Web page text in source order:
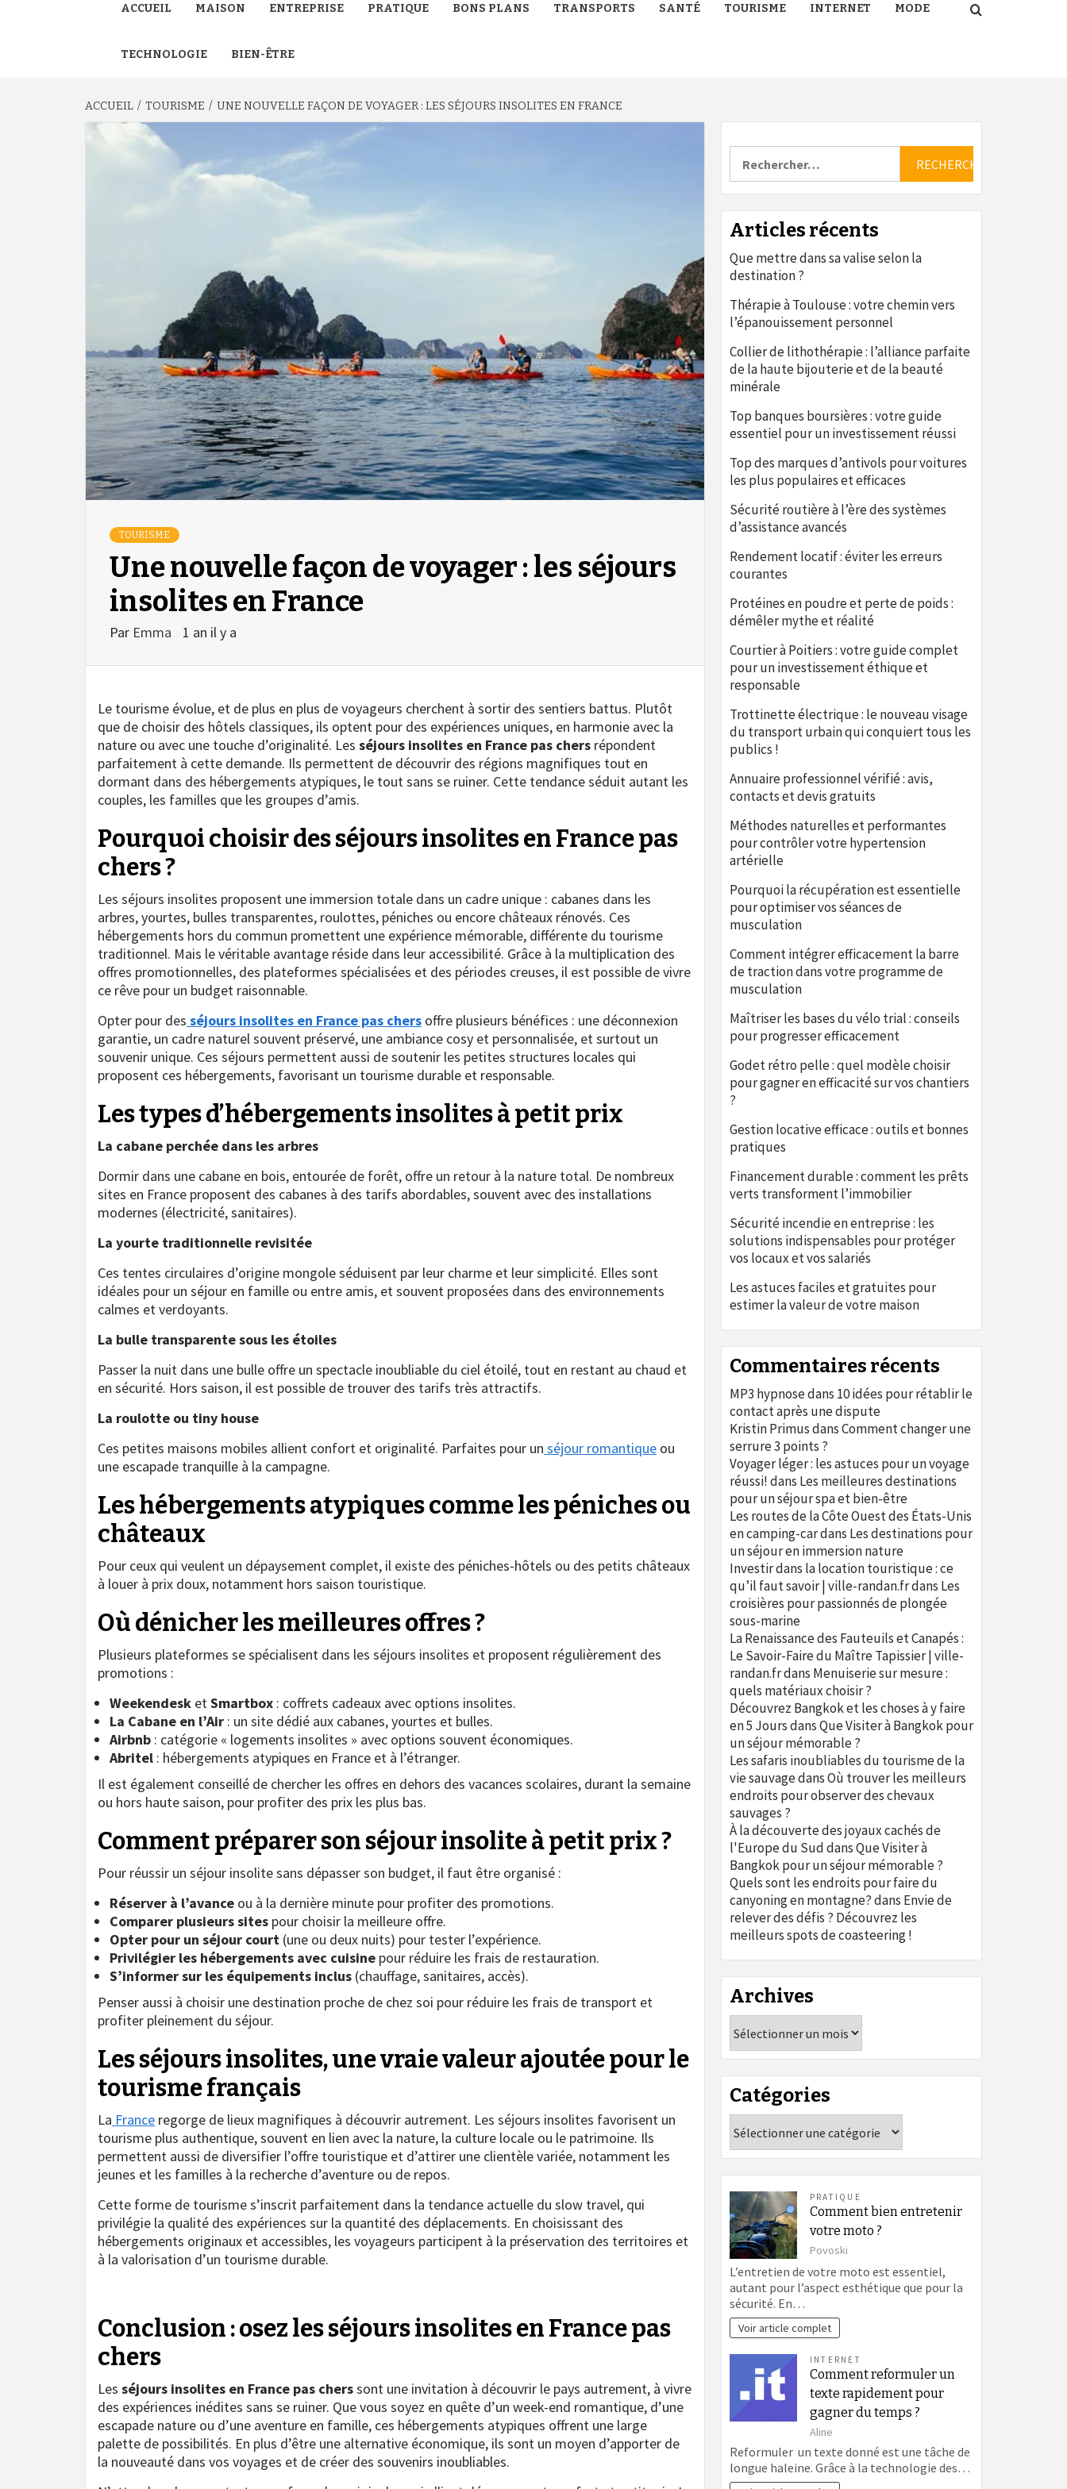
ACCUEIL MAISON ENTREPRISE PRATIQUE BONS PLANS TRANSPORTS SANTÉ TOURISME INTERNET MODE
TECHNOLOGIE BIEN-ÊTRE
ACCUEIL TOURISME UNE NOUVELLE FAÇON DE VOYAGER : LES SÉJOURS INSOLITES EN FRANCE
TOURISME
Une nouvelle façon de voyager : les séjours
insolites en France
Par Emma 1 an il y a
Le tourisme évolue, et de plus en plus de voyageurs cherchent à sortir des sentiers battus. Plutôt
que de choisir des hôtels classiques, ils optent pour des expériences uniques, en harmonie avec la
nature ou avec une touche d’originalité. Les séjours insolites en France pas chers répondent
parfaitement à cette demande. Ils permettent de découvrir des régions magnifiques tout en
dormant dans des hébergements atypiques, le tout sans se ruiner. Cette tendance séduit autant les
couples, les familles que les groupes d’amis.
Pourquoi choisir des séjours insolites en France pas
chers ?
Les séjours insolites proposent une immersion totale dans un cadre unique : cabanes dans les
arbres, yourtes, bulles transparentes, roulottes, péniches ou encore châteaux rénovés. Ces
hébergements hors du commun promettent une expérience mémorable, différente du tourisme
traditionnel. Mais le véritable avantage réside dans leur accessibilité. Grâce à la multiplication des
offres promotionnelles, des plateformes spécialisées et des périodes creuses, il est possible de vivre
ce rêve pour un budget raisonnable.
Opter pour des séjours insolites en France pas chers offre plusieurs bénéfices : une déconnexion
garantie, un cadre naturel souvent préservé, une ambiance cosy et personnalisée, et surtout un
souvenir unique. Ces séjours permettent aussi de soutenir les petites structures locales qui
proposent ces hébergements, favorisant un tourisme durable et responsable.
Les types d’hébergements insolites à petit prix
La cabane perchée dans les arbres
Dormir dans une cabane en bois, entourée de forêt, offre un retour à la nature total. De nombreux
sites en France proposent des cabanes à des tarifs abordables, souvent avec des installations
modernes (électricité, sanitaires).
La yourte traditionnelle revisitée
Ces tentes circulaires d’origine mongole séduisent par leur charme et leur simplicité. Elles sont
idéales pour un séjour en famille ou entre amis, et souvent proposées dans des environnements
calmes et verdoyants.
La bulle transparente sous les étoiles
Passer la nuit dans une bulle offre un spectacle inoubliable du ciel étoilé, tout en restant au chaud et
en sécurité. Hors saison, il est possible de trouver des tarifs très attractifs.
La roulotte ou tiny house
Ces petites maisons mobiles allient confort et originalité. Parfaites pour un séjour romantique ou
une escapade tranquille à la campagne.
Les hébergements atypiques comme les péniches ou
châteaux
Pour ceux qui veulent un dépaysement complet, il existe des péniches-hôtels ou des petits châteaux
à louer à prix doux, notamment hors saison touristique.
Où dénicher les meilleures offres ?
Plusieurs plateformes se spécialisent dans les séjours insolites et proposent régulièrement des
promotions :
Weekendesk etSmartbox : coffrets cadeaux avec options insolites.
La Cabane en l’Air : un site dédié aux cabanes, yourtes et bulles.
Airbnb : catégorie « logements insolites » avec options souvent économiques.
Abritel : hébergements atypiques en France et à l’étranger.
Il est également conseillé de chercher les offres en dehors des vacances scolaires, durant la semaine
ou hors haute saison, pour profiter des prix les plus bas.
Comment préparer son séjour insolite à petit prix ?
Pour réussir un séjour insolite sans dépasser son budget, il faut être organisé :
Réserver à l’avance ou à la dernière minute pour profiter des promotions.
Comparer plusieurs sites pour choisir la meilleure offre.
Opter pour un séjour court (une ou deux nuits) pour tester l’expérience.
Privilégier les hébergements avec cuisine pour réduire les frais de restauration.
S’informer sur les équipements inclus (chauffage, sanitaires, accès).
Penser aussi à choisir une destination proche de chez soi pour réduire les frais de transport et
profiter pleinement du séjour.
Les séjours insolites, une vraie valeur ajoutée pour le
tourisme français
La France regorge de lieux magnifiques à découvrir autrement. Les séjours insolites favorisent un
tourisme plus authentique, souvent en lien avec la nature, la culture locale ou le patrimoine. Ils
permettent aussi de diversifier l’offre touristique et d’attirer une clientèle variée, notamment les
jeunes et les familles à la recherche d’aventure ou de repos.
Cette forme de tourisme s’inscrit parfaitement dans la tendance actuelle du slow travel, qui
privilégie la qualité des expériences sur la quantité des déplacements. En choisissant des
hébergements originaux et accessibles, les voyageurs participent à la préservation des territoires et
à la valorisation d’un tourisme durable.
Conclusion : osez les séjours insolites en France pas
chers
Les séjours insolites en France pas cherssont une invitation à découvrir le pays autrement, à vivre
des expériences inédites sans se ruiner. Que vous soyez en quête d’un week-end romantique, d’une
escapade nature ou d’une aventure en famille, ces hébergements atypiques offrent une large
palette de possibilités. En plus d’être une alternative économique, ils sont un moyen d’apporter de
la nouveauté dans vos voyages et de créer des souvenirs inoubliables.
Articles récents
Que mettre dans sa valise selon la
destination ?
Thérapie à Toulouse : votre chemin vers
l’épanouissement personnel
Collier de lithothérapie : l’alliance parfaite
de la haute bijouterie et de la beauté
minérale
Top banques boursières : votre guide
essentiel pour un investissement réussi
Top des marques d’antivols pour voitures
les plus populaires et efficaces
Sécurité routière à l’ère des systèmes
d’assistance avancés
Rendement locatif : éviter les erreurs
courantes
Protéines en poudre et perte de poids :
démêler mythe et réalité
Courtier à Poitiers : votre guide complet
pour un investissement éthique et
responsable
Trottinette électrique : le nouveau visage
du transport urbain qui conquiert tous les
publics !
Annuaire professionnel vérifié : avis,
contacts et devis gratuits
Méthodes naturelles et performantes
pour contrôler votre hypertension
artérielle
Pourquoi la récupération est essentielle
pour optimiser vos séances de
musculation
Comment intégrer efficacement la barre
de traction dans votre programme de
musculation
Maîtriser les bases du vélo trial : conseils
pour progresser efficacement
Godet rétro pelle : quel modèle choisir
pour gagner en efficacité sur vos chantiers
?
Gestion locative efficace : outils et bonnes
pratiques
Financement durable : comment les prêts
verts transforment l’immobilier
Sécurité incendie en entreprise : les
solutions indispensables pour protéger
vos locaux et vos salariés
Les astuces faciles et gratuites pour
estimer la valeur de votre maison
Commentaires récents
MP3 hypnosedans 10 idées pour rétablir le
contact après une dispute
Kristin PrimusdansComment changer une
serrure 3 points ?
Voyager léger : les astuces pour un voyage
réussi!dans Les meilleures destinations
pour un séjour spa et bien-être
Les routes de la Côte Ouest des États-Unis
en camping-cardans Les destinations pour
un séjour en immersion nature
Investir dans la location touristique : ce
qu’il faut savoir | ville-randan.frdans Les
croisières pour passionnés de plongée
sous-marine
La Renaissance des Fauteuils et Canapés :
Le Savoir-Faire du Maître Tapissier | ville-
randan.frdans Menuiserie sur mesure :
quels matériaux choisir ?
Découvrez Bangkok et les choses à y faire
en 5 JoursdansQue Visiter à Bangkok pour
un séjour mémorable ?
Les safaris inoubliables du tourisme de la
vie sauvagedansOù trouver les meilleurs
endroits pour observer des chevaux
sauvages ?
À la découverte des joyaux cachés de
l'Europe du SuddansQue Visiter à
Bangkok pour un séjour mémorable ?
Quels sont les endroits pour faire du
canyoning en montagne?dans Envie de
relever des défis ? Découvrez les
meilleurs spots de coasteering !
Archives
Catégories
PRATIQUE
Comment bien entretenir
votre moto ?
Povoski
L’entretien de votre moto est essentiel,
autant pour l’aspect esthétique que pour la
sécurité. En…
Voir article complet
INTERNET
Comment reformuler un
texte rapidement pour
gagner du temps ?
Aline
Reformuler un texte donné est une tâche de
longue haleine. Grâce à la technologie des…